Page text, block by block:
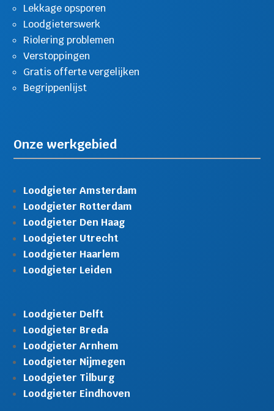
Lekkage opsporen
Loodgieterswerk
Riolering problemen
Verstoppingen
Gratis offerte vergelijken
Begrippenlijst
Onze werkgebied
Loodgieter Amsterdam
Loodgieter Rotterdam
Loodgieter Den Haag
Loodgieter Utrecht
Loodgieter Haarlem
Loodgieter Leiden
Loodgieter Delft
Loodgieter Breda
Loodgieter Arnhem
Loodgieter Nijmegen
Loodgieter Tilburg
Loodgieter Eindhoven